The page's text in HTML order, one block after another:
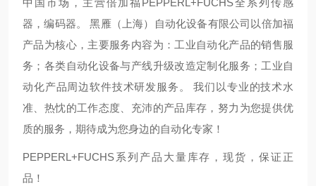
中国市场，主营倍加福PEPPERL+FUCHS全系列传感
器，编码器。 黑雁（上海）自动化设备有限公司以倍加福
产品为核心，主要服务内容为：工业自动化产品的销售服
务；各类自动化设备与产线升级改造定制化服务；工业自
动化产品周边软件技术研发服务。 我们以专业的技术水
准、热忱的工作态度、充沛的产品库存，努力为您提供优
质的服务，期待成为您身边的自动化专家！
PEPPERL+FUCHS系列产品大量库存，现货，保证正
品！